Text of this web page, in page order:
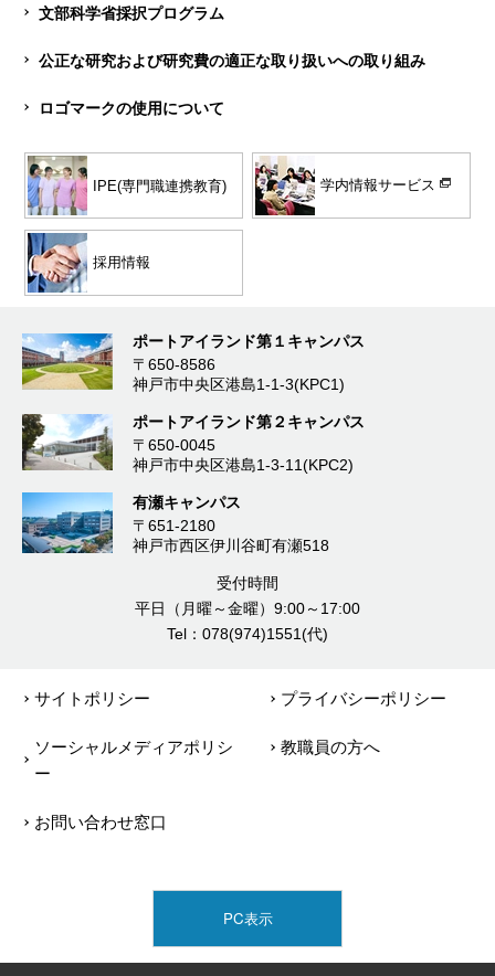
文部科学省採択プログラム
公正な研究および研究費の適正な取り扱いへの取り組み
ロゴマークの使用について
IPE(専門職連携教育) 学内情報サービス
採用情報
ポートアイランド第１キャンパス
〒650-8586
神戸市中央区港島1-1-3(KPC1)
ポートアイランド第２キャンパス
〒650-0045
神戸市中央区港島1-3-11(KPC2)
有瀬キャンパス
〒651-2180
神戸市西区伊川谷町有瀬518
受付時間
平日（月曜～金曜）9:00～17:00
Tel：078(974)1551(代)
サイトポリシー プライバシーポリシー
ソーシャルメディアポリシ
ー
教職員の方へ
お問い合わせ窓口
PC表示